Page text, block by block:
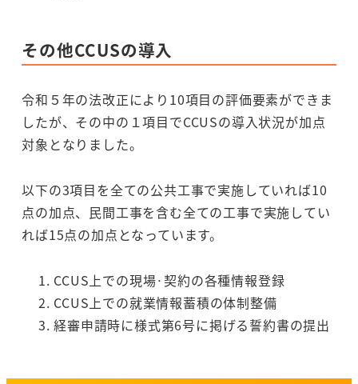
その他CCUSの導入
令和５年の法改正により10項目の評価要素ができま
したが、その中の１項目でCCUSの導入状況が加点
対象となりました。
以下の3項目を全ての公共工事で実施していれば10
点の加点、民間工事を含む全ての工事で実施してい
れば15点の加点となっています。
CCUS上での現場·契約の各種情報登録
CCUS上での就業情報蓄積の体制整備
経審申請時に様式第6号に掲げる誓約書の提出